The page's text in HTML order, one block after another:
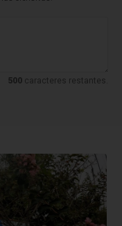
500caracteres restantes.